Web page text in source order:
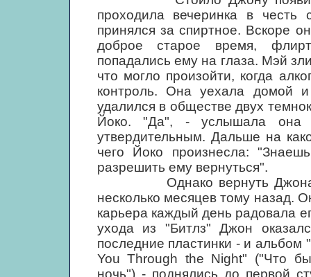
проходила вечеринка в
принялся за спиртное. Вскоре
доброе старое время,
попадались ему на глаза. Мэй
что могло произойти, когда
контроль. Она уехала домой
удалился в обществе двух
Йоко. "Да", - услышала она
утвердительным. Дальше на
чего Йоко произнесла:
разрешить ему вернуться".
Однако вернуть Джона
несколько месяцев тому назад.
карьера каждый день радовала
ухода из "Битлз" Джон
последние пластинки - и альбом
You Through the Night" ("Что бы
ночь") - поднялись до первой